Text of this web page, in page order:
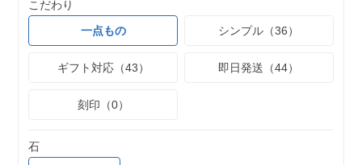
こだわり
一点もの
シンプル（36）
ギフト対応（43） 即日発送（44）
刻印（0）
石